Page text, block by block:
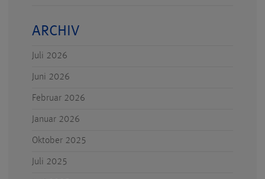
ARCHIV
Juli 2026
Juni 2026
Februar 2026
Januar 2026
Oktober 2025
Juli 2025